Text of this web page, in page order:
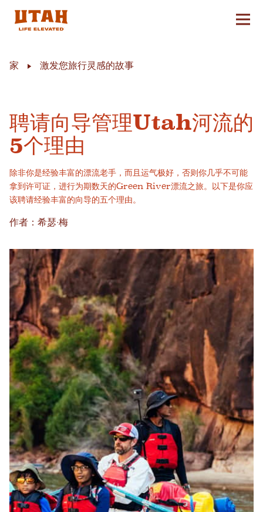
切换
家 激发您旅行灵感的故事
聘请向导管理Utah河流的
5个理由
除非你是经验丰富的漂流老手，而且运气极好，否则你几乎不可能
拿到许可证，进行为期数天的Green River漂流之旅。以下是你应
该聘请经验丰富的向导的五个理由。
作者：希瑟·梅